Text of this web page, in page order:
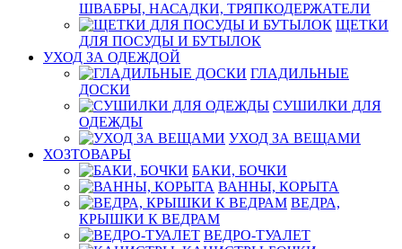
ШВАБРЫ, НАСАДКИ, ТРЯПКОДЕРЖАТЕЛИ
ЩЕТКИ
ДЛЯ ПОСУДЫ И БУТЫЛОК
УХОД ЗА ОДЕЖДОЙ
ГЛАДИЛЬНЫЕ
ДОСКИ
СУШИЛКИ ДЛЯ
ОДЕЖДЫ
УХОД ЗА ВЕЩАМИ
ХОЗТОВАРЫ
БАКИ, БОЧКИ
ВАННЫ, КОРЫТА
ВЕДРА,
КРЫШКИ К ВЕДРАМ
ВЕДРО-ТУАЛЕТ